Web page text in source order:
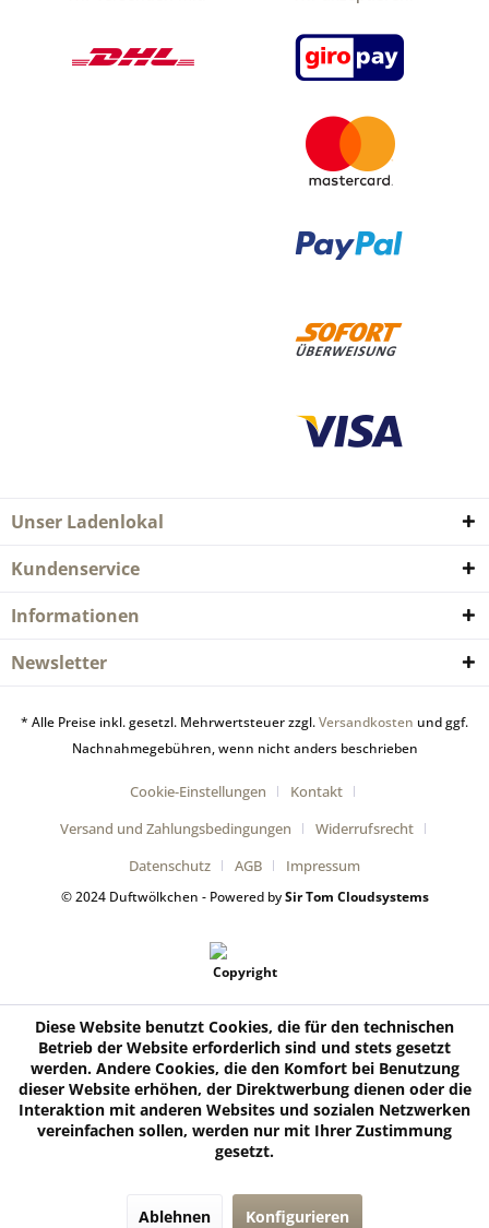
Unser Ladenlokal
Kundenservice
Informationen
Newsletter
* Alle Preise inkl. gesetzl. Mehrwertsteuer zzgl.Versandkosten und ggf.
Nachnahmegebühren, wenn nicht anders beschrieben
Cookie-Einstellungen
Kontakt
Versand und Zahlungsbedingungen
Widerrufsrecht
Datenschutz
AGB Impressum
© 2024 Duftwölkchen - Powered bySir Tom Cloudsystems
Diese Website benutzt Cookies, die für den technischen
Betrieb der Website erforderlich sind und stets gesetzt
werden. Andere Cookies, die den Komfort bei Benutzung
dieser Website erhöhen, der Direktwerbung dienen oder die
Interaktion mit anderen Websites und sozialen Netzwerken
vereinfachen sollen, werden nur mit Ihrer Zustimmung
gesetzt.
Ablehnen Konfigurieren